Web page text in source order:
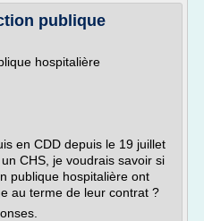
publique
hospitalière
en CDD depuis le 19 juillet
CHS, je voudrais savoir si
publique hospitalière ont
au terme de leur contrat ?